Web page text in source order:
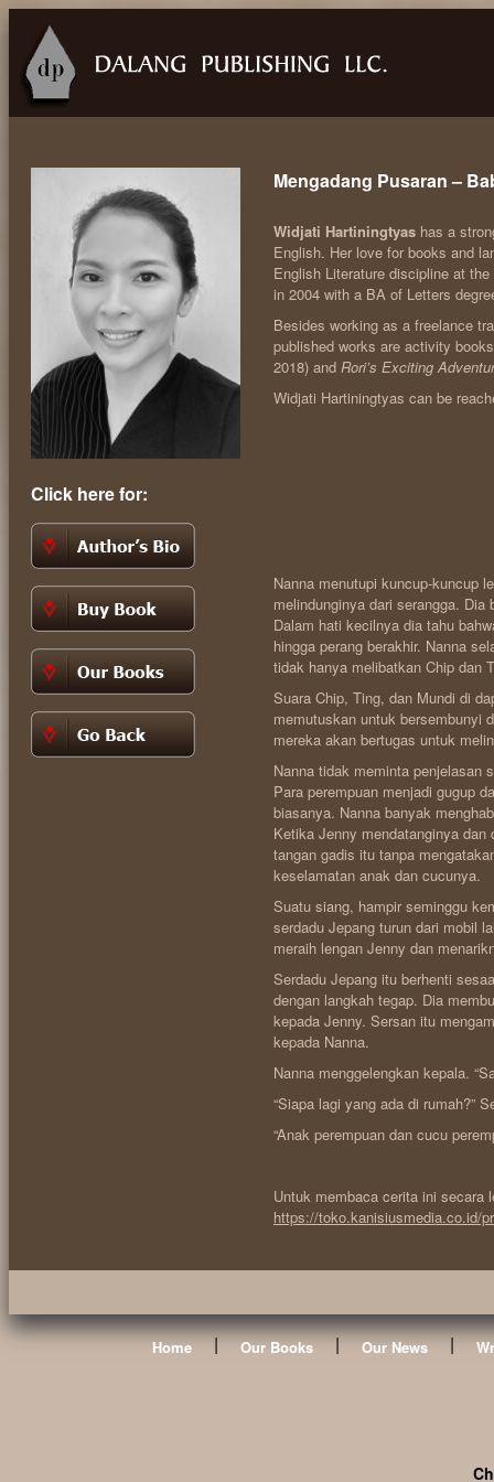
Click here for:
Mengadang Pusaran –
Widjati Hartiningtyas has a
English. Her love for books and
English Literature discipline at
in 2004 with a BA of Letters
Besides working as a freelance
published works are activity
2018) and Rori’s Exciting
Widjati Hartiningtyas can be
Nanna menutupi kuncup-kuncup
melindunginya dari serangga.
Dalam hati kecilnya dia tahu
hingga perang berakhir. Nanna
tidak hanya melibatkan Chip dan
Suara Chip, Ting, dan Mundi di
memutuskan untuk bersembunyi
mereka akan bertugas untuk
Nanna tidak meminta penjelasan
Para perempuan menjadi gugup
biasanya. Nanna banyak
Ketika Jenny mendatanginya dan
tangan gadis itu tanpa
keselamatan anak dan cucunya.
Suatu siang, hampir seminggu
serdadu Jepang turun dari mobil
meraih lengan Jenny dan
Serdadu Jepang itu berhenti
dengan langkah tegap. Dia
kepada Jenny. Sersan itu
kepada Nanna.
Nanna menggelengkan kepala.
“Siapa lagi yang ada di rumah?”
“Anak perempuan dan cucu
Untuk membaca cerita ini secara
https://toko.kanisiusmedia.co.id/
Home | Our Books | Our News |